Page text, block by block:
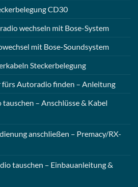
CD30
wechseln mit Bose-System
mit Bose-Soundsystem
Steckerbelegung
Autoradio finden – Anleitung
– Anschlüsse & Kabel
anschließen – Premacy/RX-
tauschen – Einbauanleitung &